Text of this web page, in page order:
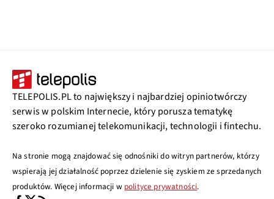
TELEPOLIS.PL to największy i najbardziej opiniotwórczy
serwis w polskim Internecie, który porusza tematykę
szeroko rozumianej telekomunikacji, technologii i fintechu.
Na stronie mogą znajdować się odnośniki do witryn partnerów, którzy
wspierają jej działalność poprzez dzielenie się zyskiem ze sprzedanych
produktów. Więcej informacji w polityce prywatności.